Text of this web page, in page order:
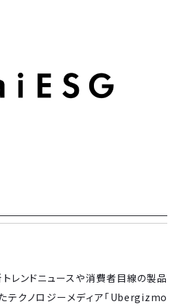
レンドニュースや消費者目線の製品
テクノロジーメディア「Ubergizmo